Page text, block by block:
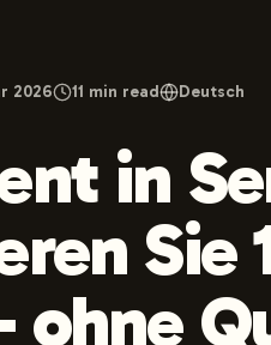
hours.
2026 11 min read Deutsch
in
ohne